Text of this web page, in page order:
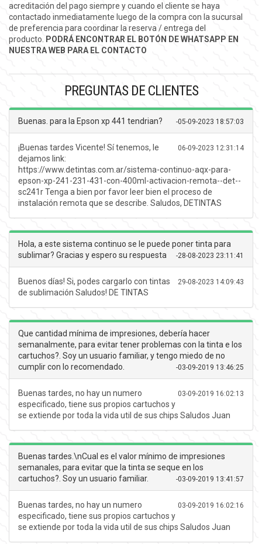
acreditación del pago siempre y cuando el cliente se haya
contactado inmediatamente luego de la compra con la sucursal
de preferencia para coordinar la reserva / entrega del
producto.
PODRÁ ENCONTRAR EL BOTÓN DE WHATSAPP EN
NUESTRA WEB PARA EL CONTACTO
PREGUNTAS DE CLIENTES
Buenas. para la Epson xp 441 tendrian? -05-09-2023 18:57:03
06-09-2023 12:31:14
¡Buenas tardes Vicente! Sí tenemos, le
dejamos link:
https://www.detintas.com.ar/sistema-continuo-aqx-para-
epson-xp-241-231-431-con-400ml-activacion-remota--det--
sc241r Tenga a bien por favor leer bien el proceso de
instalación remota que se describe. Saludos, DETINTAS
Hola, a este sistema continuo se le puede poner tinta para
sublimar? Gracias y espero su respuesta
-28-08-2023 23:11:41
29-08-2023 14:09:43
Buenos días! Si, podes cargarlo con tintas
de sublimación Saludos! DE TINTAS
Que cantidad mínima de impresiones, debería hacer
semanalmente, para evitar tener problemas con la tinta e los
cartuchos?. Soy un usuario familiar, y tengo miedo de no
cumplir con lo recomendado.
-03-09-2019 13:46:25
03-09-2019 16:02:13
Buenas tardes, no hay un numero
especificado, tiene sus propios cartuchos y
se extiende por toda la vida util de sus chips Saludos Juan
Buenas tardes.\nCual es el valor mínimo de impresiones
semanales, para evitar que la tinta se seque en los
cartuchos?. Soy un usuario familiar.
-03-09-2019 13:41:57
03-09-2019 16:02:16
Buenas tardes, no hay un numero
especificado, tiene sus propios cartuchos y
se extiende por toda la vida util de sus chips Saludos Juan